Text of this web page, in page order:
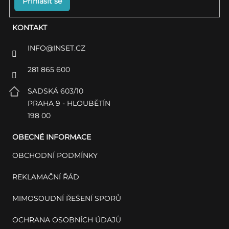
KONTAKT
INFO@INSET.CZ
281 865 600
SADSKÁ 603/10
PRAHA 9 - HLOUBĚTÍN
198 00
OBECNÉ INFORMACE
OBCHODNÍ PODMÍNKY
REKLAMAČNÍ ŘÁD
MIMOSOUDNÍ ŘEŠENÍ SPORŮ
OCHRANA OSOBNÍCH ÚDAJŮ